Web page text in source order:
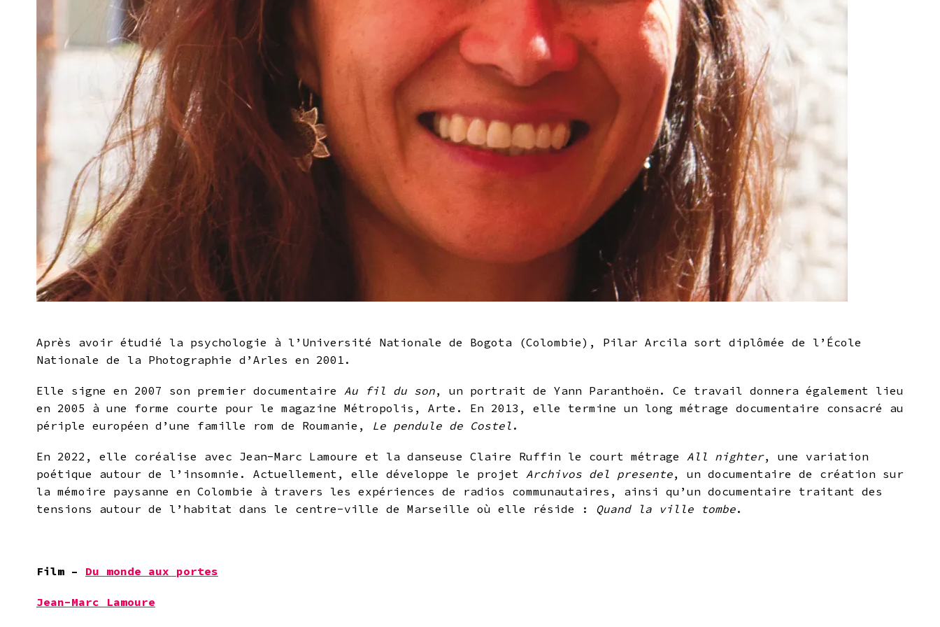
Après avoir étudié la psychologie à l’Université Nationale de Bogota (Colombie), Pilar Arcila sort diplômée de l’École
Nationale de la Photographie d’Arles en 2001.
Elle signe en 2007 son premier documentaire Au fil du son, un portrait de Yann Paranthoën. Ce travail donnera également lieu
en 2005 à une forme courte pour le magazine Métropolis, Arte. En 2013, elle termine un long métrage documentaire consacré au
périple européen d’une famille rom de Roumanie, Le pendule de Costel .
En 2022, elle coréalise avec Jean-Marc Lamoure et la danseuse Claire Ruffin le court métrage All nighter, une variation
poétique autour de l’insomnie. Actuellement, elle développe le projet Archivos del presente, un documentaire de création sur
la mémoire paysanne en Colombie à travers les expériences de radios communautaires, ainsi qu’un documentaire traitant des
tensions autour de l’habitat dans le centre-ville de Marseille où elle réside : Quand la ville tombe.
Film – Du monde aux portes
Jean-Marc Lamoure